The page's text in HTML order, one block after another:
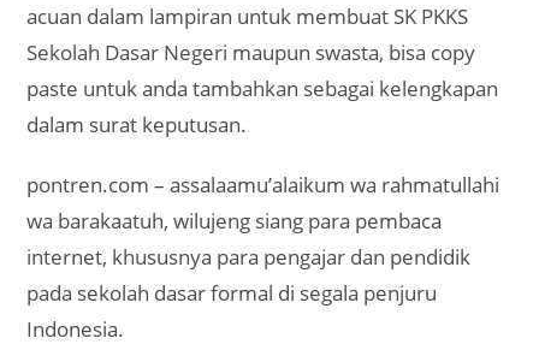
acuan dalam lampiran untuk membuat SK PKKS
Sekolah Dasar Negeri maupun swasta, bisa copy
paste untuk anda tambahkan sebagai kelengkapan
dalam surat keputusan.
pontren.com – assalaamu’alaikum wa rahmatullahi
wa barakaatuh, wilujeng siang para pembaca
internet, khususnya para pengajar dan pendidik
pada sekolah dasar formal di segala penjuru
Indonesia.